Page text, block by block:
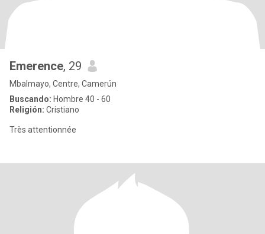
Emerence, 29
Mbalmayo, Centre, Camerún
Buscando: Hombre 40 - 60
Religión: Cristiano
Très attentionnée